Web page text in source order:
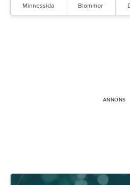
Minnessida Blommor